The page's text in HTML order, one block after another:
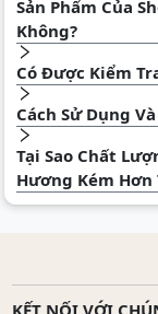
Sản Phẩm Của
Không?
Có Được Kiểm
Cách Sử Dụng
Tại Sao Chất
Hương Kém Hơn
KẾT NỐI VỚI